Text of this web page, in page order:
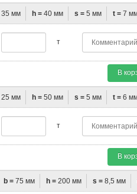
35 мм h = 40 мм s = 5 мм t =7
т
В
25 мм h = 50 мм s = 5 мм t =6
т
В
b = 75 мм h = 200 мм s = 8,5 мм